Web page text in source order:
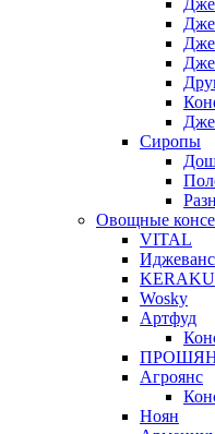
Сиропы
Овощные
VITAL
Wosky
Артфуд
Агроянс
Ноян